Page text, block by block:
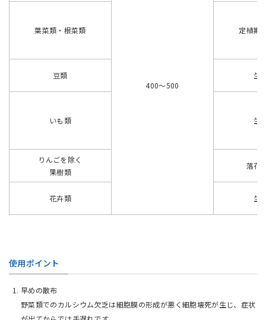
400〜500
葉菜類・根菜類 定植期
豆類 生
いも類 生
りんごを除く
果樹類
落花
花卉類 生
使用ポイント
早めの散布
野菜類でのカルシウム欠乏は細胞膜の形成が悪く細胞壊死が生じ、症状